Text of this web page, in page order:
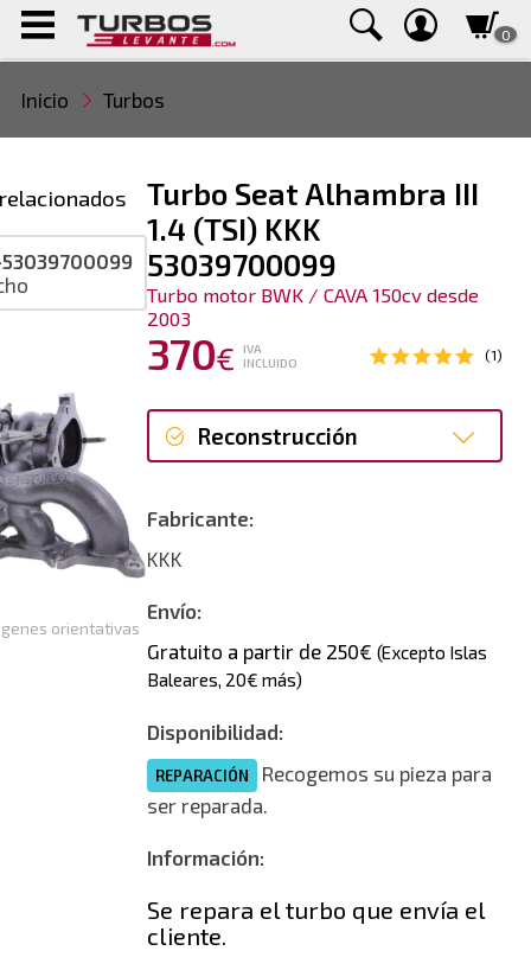
0
Inicio Turbos
Turbo Seat Alhambra III
1.4 (TSI) KKK
53039700099
Turbo motor BWK / CAVA 150cv desde
2003
370€
IVA
INCLUIDO
(1)
Reconstrucción
Fabricante:
KKK
Envío:
Gratuito a partir de 250€ (Excepto Islas
Baleares, 20€ más)
Disponibilidad:
REPARACIÓN
Recogemos su pieza para
ser reparada.
Información:
Se repara el turbo que envía el
cliente.
orientativas
53039700099